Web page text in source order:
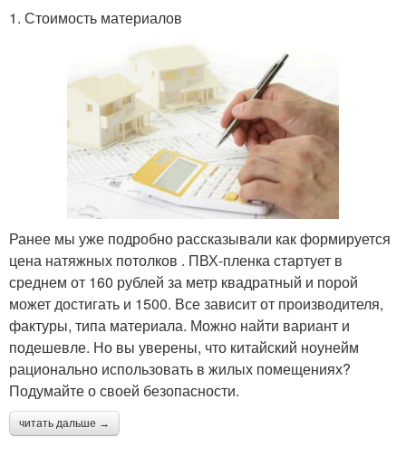
1. Стоимость материалов
Ранее мы уже подробно рассказывали как формируется
цена натяжных потолков . ПВХ-пленка стартует в
среднем от 160 рублей за метр квадратный и порой
может достигать и 1500. Все зависит от производителя,
фактуры, типа материала. Можно найти вариант и
подешевле. Но вы уверены, что китайский ноунейм
рационально использовать в жилых помещениях?
Подумайте о своей безопасности.
читать дальше →